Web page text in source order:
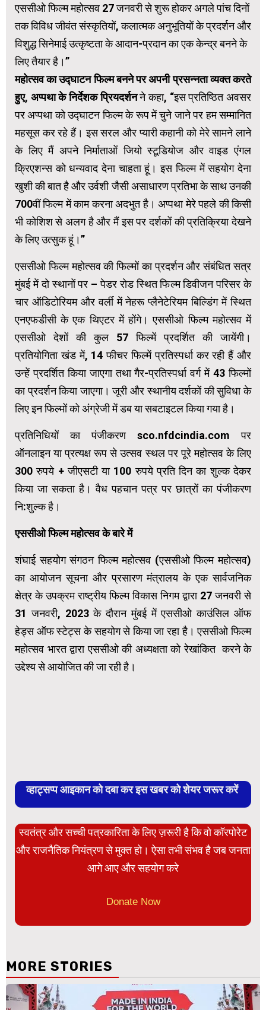
एससीओ फिल्म महोत्सव 27 जनवरी से शुरू होकर अगले पांच दिनों
तक विविध जीवंत संस्कृतियों, कलात्मक अनुभूतियों के प्रदर्शन और
विशुद्ध सिनेमाई उत्कृष्टता के आदान-प्रदान का एक केन्द्र बनने के
लिए तैयार है।”
महोत्सव का उद्घाटन फिल्म बनने पर अपनी प्रसन्नता व्यक्त करते
हुए, अप्पथा के निर्देशक प्रियदर्शनने कहा, “इस प्रतिष्ठित अवसर
पर अप्पथा को उद्घाटन फिल्म के रूप में चुने जाने पर हम सम्मानित
महसूस कर रहे हैं। इस सरल और प्यारी कहानी को मेरे सामने लाने
के लिए मैं अपने निर्माताओं जियो स्टूडियोज और वाइड एंगल
क्रिएशन्स को धन्यवाद देना चाहता हूं। इस फिल्म में सहयोग देना
खुशी की बात है और उर्वशी जैसी असाधारण प्रतिभा के साथ उनकी
700वीं फिल्म में काम करना अदभुत है। अप्पथा मेरे पहले की किसी
भी कोशिश से अलग है और मैं इस पर दर्शकों की प्रतिक्रिया देखने
के लिए उत्सुक हूं।”
एससीओ फिल्म महोत्सव की फिल्मों का प्रदर्शन और संबंधित सत्र
मुंबई में दो स्थानों पर – पेडर रोड स्थित फिल्म डिवीजन परिसर के
चार ऑडिटोरियम और वर्ली में नेहरू प्लैनेटेरियम बिल्डिंग में स्थित
एनएफडीसी के एक थिएटर में होंगे। एससीओ फिल्म महोत्सव में
एससीओ देशों की कुल 57 फिल्में प्रदर्शित की जायेंगी।
प्रतियोगिता खंड में, 14 फीचर फिल्में प्रतिस्पर्धा कर रही हैं और
उन्हें प्रदर्शित किया जाएगा तथा गैर-प्रतिस्पर्धा वर्ग में 43 फिल्मों
का प्रदर्शन किया जाएगा। जूरी और स्थानीय दर्शकों की सुविधा के
लिए इन फिल्मों को अंग्रेजी में डब या सबटाइटल किया गया है।
प्रतिनिधियों का पंजीकरण sco.nfdcindia.com पर
ऑनलाइन या प्रत्यक्ष रूप से उत्सव स्थल पर पूरे महोत्सव के लिए
300 रुपये + जीएसटी ​​या 100 रुपये प्रति दिन का शुल्क देकर
किया जा सकता है। वैध पहचान पत्र पर छात्रों का पंजीकरण
नि:शुल्क है।
एससीओ फिल्म महोत्सव के बारे में
शंघाई सहयोग संगठन फिल्म महोत्सव (एससीओ फिल्म महोत्सव)
का आयोजन सूचना और प्रसारण मंत्रालय के एक सार्वजनिक
क्षेत्र के उपक्रम राष्ट्रीय फिल्म विकास निगम द्वारा 27 जनवरी से
31 जनवरी, 2023 के दौरान मुंबई में एससीओ काउंसिल ऑफ
हेड्स ऑफ स्टेट्स के सहयोग से किया जा रहा है। एससीओ फिल्म
महोत्सव भारत द्वारा एससीओ की अध्यक्षता को रेखांकित करने के
उद्देश्य से आयोजित की जा रही है।
व्हाट्सप्प आइकान को दबा कर इस खबर को शेयर जरूर करें
स्वतंत्र और सच्ची पत्रकारिता के लिए ज़रूरी है कि वो कॉरपोरेट
और राजनैतिक नियंत्रण से मुक्त हो। ऐसा तभी संभव है जब जनता
आगे आए और सहयोग करे
Donate Now
MORE STORIES